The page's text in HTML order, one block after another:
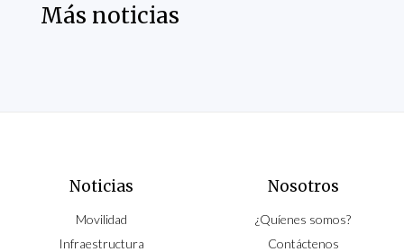
Más noticias
Noticias
Movilidad
Infraestructura
Nosotros
¿Quíenes somos?
Contáctenos